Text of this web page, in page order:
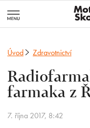
Úvod Zdravotnictví
farmaka z
7. října 2017, 8:42